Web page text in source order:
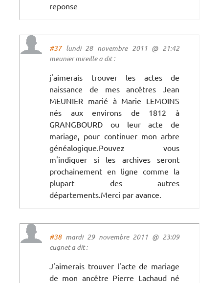
reponse
#37lundi 28 novembre 2011 @ 21:42
meunier mireille a dit :
j'aimerais trouver les actes de
naissance de mes ancêtres Jean
MEUNIER marié à Marie LEMOINS
nés aux environs de 1812 à
GRANGBOURD ou leur acte de
mariage, pour continuer mon arbre
généalogique.Pouvez vous
m'indiquer si les archives seront
prochainement en ligne comme la
plupart des autres
départements.Merci par avance.
#38mardi 29 novembre 2011 @ 23:09
cugnet a dit :
J'aimerais trouver l'acte de mariage
de mon ancêtre Pierre Lachaud né